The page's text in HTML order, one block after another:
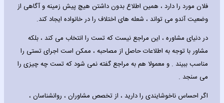
فلان مورد را دارد ، همین اطلاع بدون داشتن هیچ پیش زمینه و آگاهی از
وضعیت آندو می تواند ، شعله های اختلاف را در خانواده ایجاد کند.
در دنیای مشاوره ، این مراجع نیست که تست را انتخاب می کند ، بلکه
مشاور با توجه به اطلاعات حاصل از مصاحبه ، ممکن است اجرای تستی را
مناسب ببیند . و معمولا هم به مراجع گفته نمی شود که تست چه چیزی را
می سنجد .
اگر احساس ناخوشایندی را دارید ، از تخصص مشاوران ، روانشناسان ،